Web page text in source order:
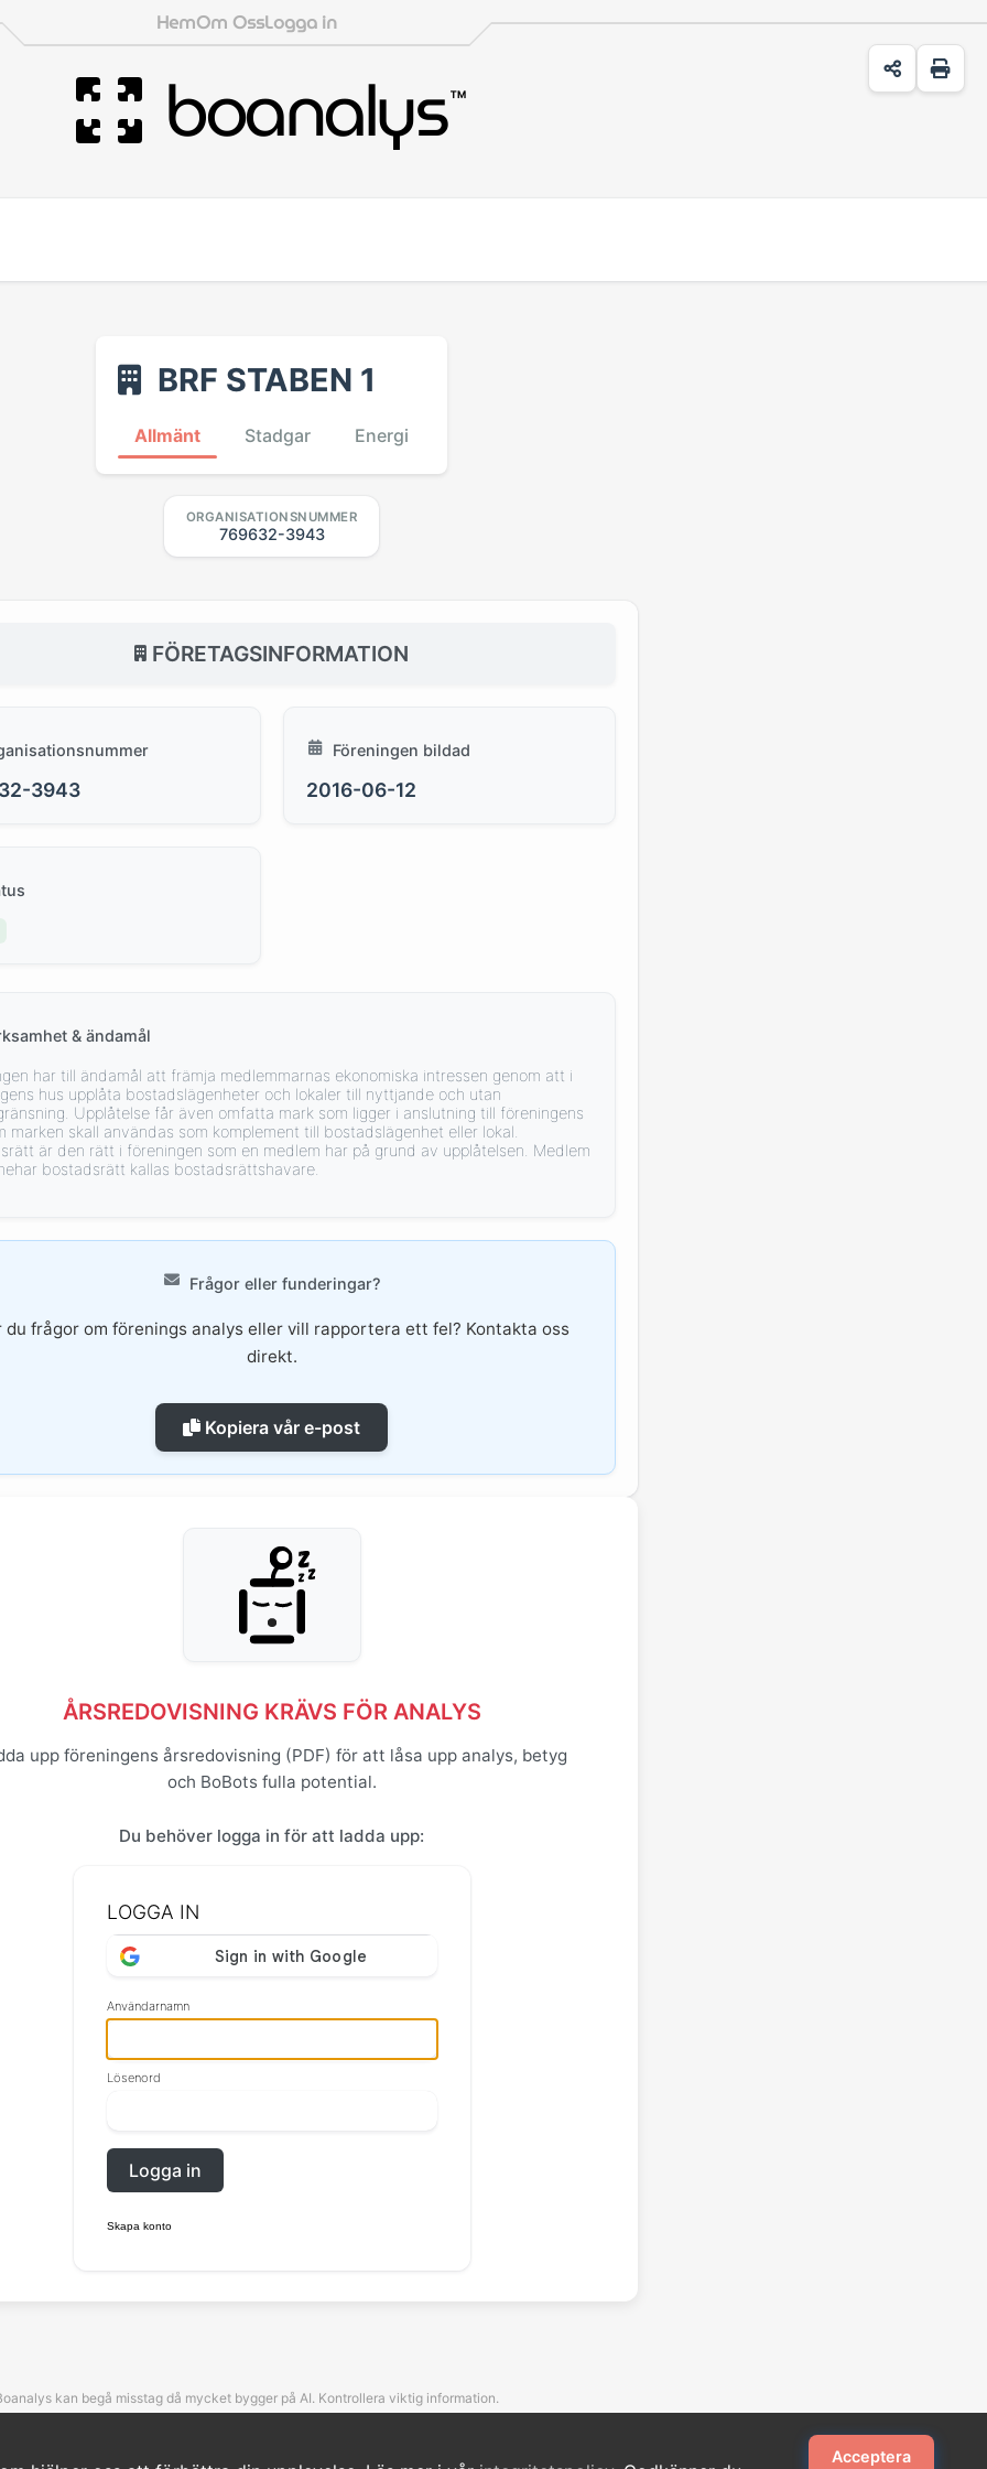
HemOm OssLogga in
Acceptera
boanalys™
BRF STABEN 1
Allmänt Stadgar Energi
ORGANISATIONSNUMMER
769632-3943
FÖRETAGSINFORMATION
3943
Föreningen bildad
2016-06-12
& ändamål
har till ändamål att främja medlemmarnas ekonomiska intressen genom att i
hus upplåta bostadslägenheter och lokaler till nyttjande och utan
Upplåtelse får även omfatta mark som ligger i anslutning till föreningens
marken skall användas som komplement till bostadslägenhet eller lokal.
är den rätt i föreningen som en medlem har på grund av upplåtelsen. Medlem
bostadsrätt kallas bostadsrättshavare.
Frågor eller funderingar?
du frågor om förenings analys eller vill rapportera ett fel? Kontakta oss
direkt.
Kopiera vår e-post
ÅRSREDOVISNING KRÄVS FÖR ANALYS
upp föreningens årsredovisning (PDF) för att låsa upp analys, betyg
och BoBots fulla potential.
Du behöver logga in för att ladda upp:
LOGGA IN
Användarnamn
Lösenord
Logga in
Skapa konto
kan begå misstag då mycket bygger på AI. Kontrollera viktig information.